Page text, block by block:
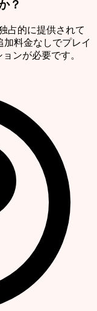
？
占的に提供されて
加料金なしでプレイ
ンが必要です。